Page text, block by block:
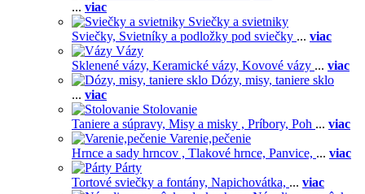
... viac
Sviečky a svietniky
Sviečky, Svietníky a podložky pod sviečky ... viac
Vázy
Sklenené vázy, Keramické vázy, Kovové vázy ... viac
Dózy, misy, taniere sklo
... viac
Stolovanie
Taniere a súpravy, Misy a misky , Príbory, Poh ... viac
Varenie,pečenie
Hrnce a sady hrncov , Tlakové hrnce, Panvice, ... viac
Párty
Tortové sviečky a fontány, Napichovátka, ... viac